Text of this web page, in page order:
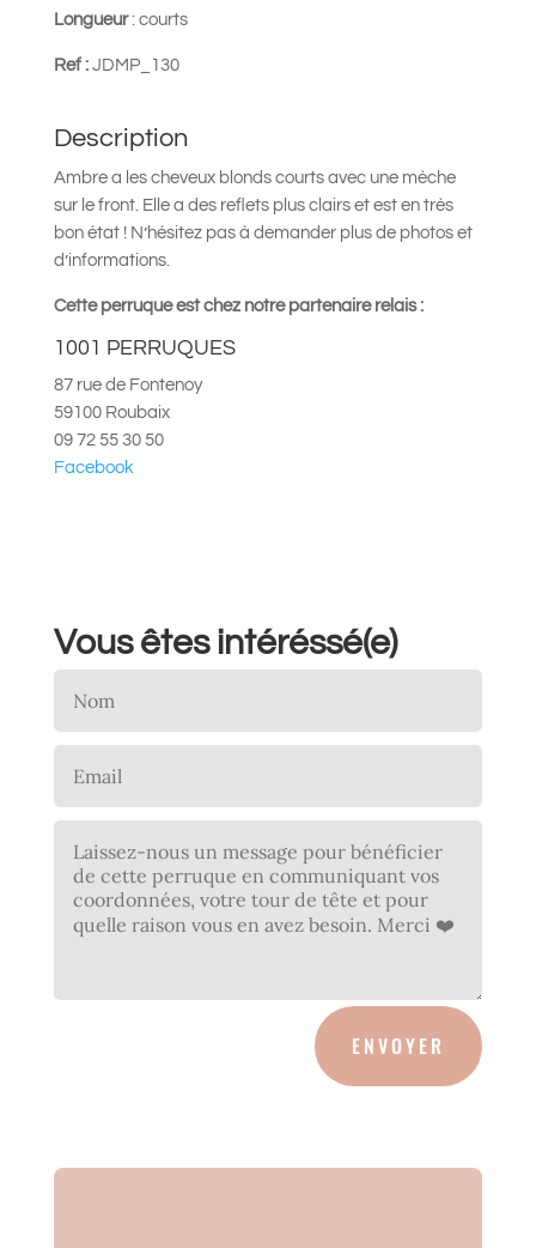
Longueur: courts
Ref :JDMP_130
Description
Ambre a les cheveux blonds courts avec une mèche
sur le front. Elle a des reflets plus clairs et est en très
bon état ! N’hésitez pas à demander plus de photos et
d’informations.
Cette perruque est chez notre partenaire relais :
1001 PERRUQUES
87 rue de Fontenoy
59100 Roubaix
09 72 55 30 50
Facebook
Vous êtes intéréssé(e)
ENVOYER